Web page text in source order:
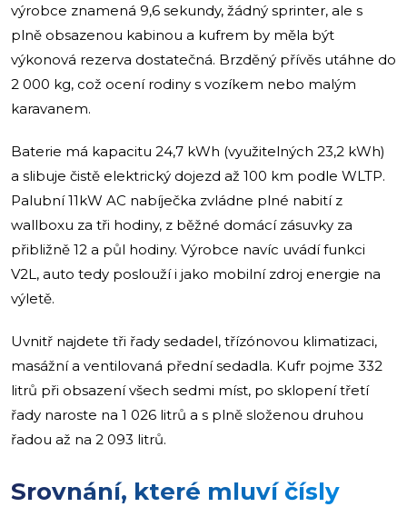
výrobce znamená 9,6 sekundy, žádný sprinter, ale s
plně obsazenou kabinou a kufrem by měla být
výkonová rezerva dostatečná. Brzděný přívěs utáhne do
2 000 kg, což ocení rodiny s vozíkem nebo malým
karavanem.
Baterie má kapacitu 24,7 kWh (využitelných 23,2 kWh)
a slibuje čistě elektrický dojezd až 100 km podle WLTP.
Palubní 11kW AC nabíječka zvládne plné nabití z
wallboxu za tři hodiny, z běžné domácí zásuvky za
přibližně 12 a půl hodiny. Výrobce navíc uvádí funkci
V2L, auto tedy poslouží i jako mobilní zdroj energie na
výletě.
Uvnitř najdete tři řady sedadel, třízónovou klimatizaci,
masážní a ventilovaná přední sedadla. Kufr pojme 332
litrů při obsazení všech sedmi míst, po sklopení třetí
řady naroste na 1 026 litrů a s plně složenou druhou
řadou až na 2 093 litrů.
Srovnání, které mluví čísly